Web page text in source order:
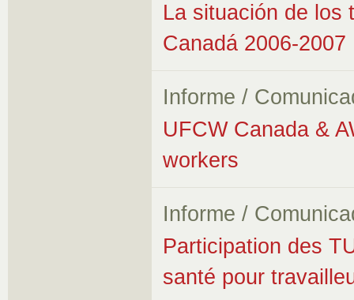
La situación de los
Canadá 2006-2007
Informe /
UFCW Canada &
workers
Informe /
Participation des
santé pour